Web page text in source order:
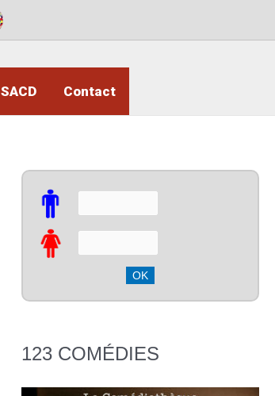
SACD Contact
123 COMÉDIES